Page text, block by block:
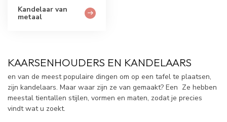
Kandelaar van
metaal
KAARSENHOUDERS EN KANDELAARS
en van de meest populaire dingen om op een tafel te plaatsen,
zijn kandelaars. Maar waar zijn ze van gemaakt? Een Ze hebben
meestal tientallen stijlen, vormen en maten, zodat je precies
vindt wat u zoekt.